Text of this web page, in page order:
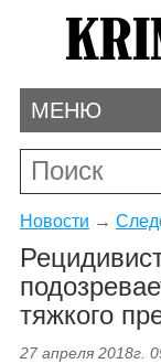
МЕНЮ
Новости →
тяжкого
27 апреля 2018г.